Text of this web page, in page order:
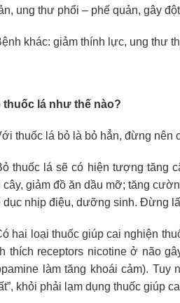
ung thư phổi – phế quản, gây
khác: giảm thính lực, ung thư
thuốc lá như thế nào?
thuốc lá bỏ là bỏ hẳn, đừng nên
thuốc lá sẽ có hiện tượng tăng
cây, giảm đồ ăn dầu mỡ; tăng
dục nhịp điệu, dưỡng sinh. Đừng
hai loại thuốc giúp cai nghiện
thích receptors nicotine ở não
làm tăng khoái cảm).
khỏi phải lạm dụng thuốc giúp